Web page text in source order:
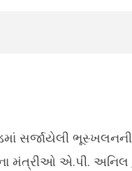
સર્જાયેલી
મંત્રીઓ એ.પી. અનિલ